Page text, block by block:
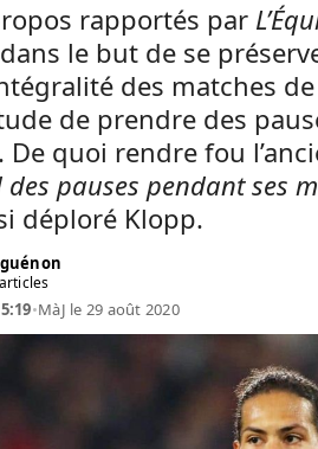
rapportés par
le but de se
des matches
de prendre des
quoi rendre fou
pauses pendant ses
déploré Klopp.
•MàJ le 29 août 2020